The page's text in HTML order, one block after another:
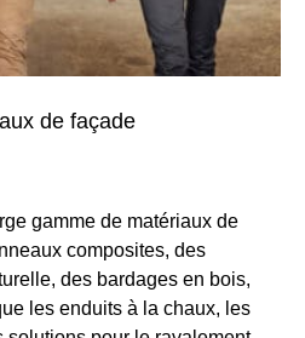
de façade
gamme de matériaux de
composites, des
des bardages en bois,
les enduits à la chaux, les